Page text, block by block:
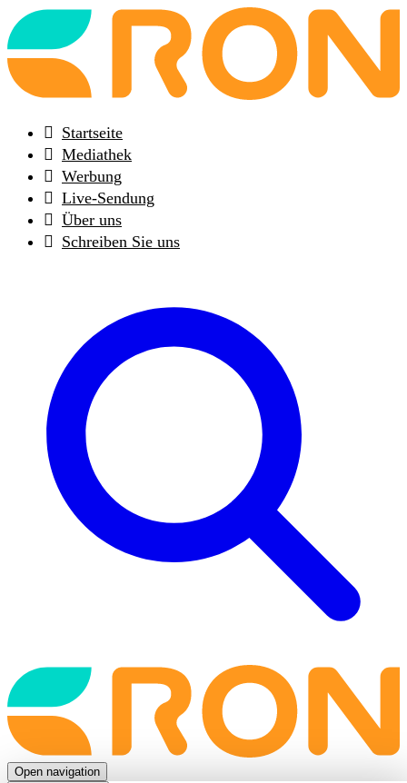
Back
to
frontpage
Startseite
Mediathek
Werbung
Live-Sendung
Über uns
Schreiben Sie uns
Back
to
frontpage
Open navigation